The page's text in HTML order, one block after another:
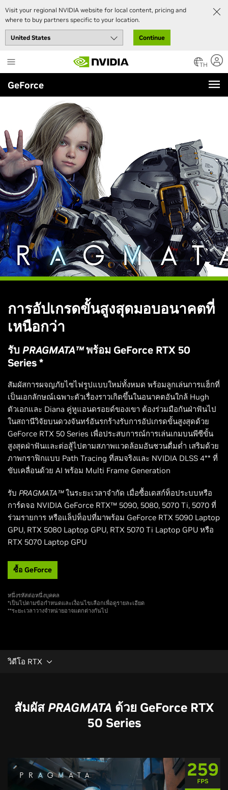
Visit your regional NVIDIA website for local content, pricing and
where to buy partners specific to your location.
Continue
to
main
content
TH
GeForce
การอัปเกรดขั้นสูงสุดมอบอนาคตที่
เหนือกว่า
รับ PRAGMATA™พร้อม GeForce RTX 50
Series *
สัมผัสการผจญภัยไซไฟรูปแบบใหม่ทั้งหมด พร้อมลูกเล่นการแฮ็กที่
เป็นเอกลักษณ์เฉพาะตัวเรื่องราวเกิดขึ้นในอนาคตอันใกล้ Hugh
ตัวเอกและ Diana คู่หูแอนดรอยด์ของเขา ต้องร่วมมือกันฝ่าฟันไป
ในสถานีวิจัยบนดวงจันทร์อันรกร้างรับการอัปเกรดขั้นสูงสุดด้วย
GeForce RTX 50 Series เพื่อประสบการณ์การเล่นเกมบนพีซีขั้น
สูงสุดฝ่าฟันและต่อสู้ไปตามสภาพแวดล้อมอันชวนดื่มด่ำ เสริมด้วย
ภาพกราฟิกแบบ Path Tracing ที่สมจริงและ NVIDIA DLSS 4** ที่
ขับเคลื่อนด้วย AI พร้อม Multi Frame Generation
รับ PRAGMATA™ในระยะเวลาจำกัด เมื่อซื้อเดสก์ท็อประบบหรือ
การ์ดจอ NVIDIA GeForce RTX™ 5090, 5080, 5070 Ti, 5070 ที่
ร่วมรายการ หรือแล็ปท็อปที่มาพร้อม GeForce RTX 5090 Laptop
GPU, RTX 5080 Laptop GPU, RTX 5070 Ti Laptop GPU หรือ
RTX 5070 Laptop GPU
ซื้อ GeForce
หนึ่งรหัสต่อหนึ่งบุคคล
*เป็นไปตามข้อกำหนดและเงื่อนไขเลือกเพื่อดูรายละเอียด
**ระยะเวลาวางจำหน่ายอาจแตกต่างกันไป
วิดีโอ RTX
สัมผัสPRAGMATA ด้วย GeForce RTX
50 Series